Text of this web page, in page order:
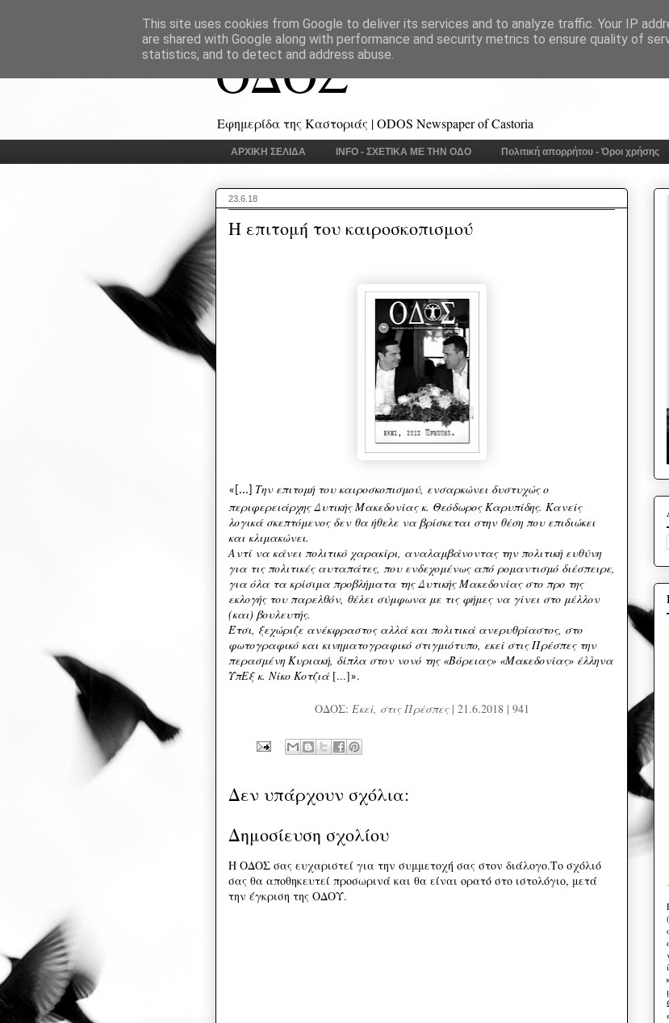
ΟΔΟΣ
Εφημερίδα της Καστοριάς | ODOS Newspaper of Castoria
ΑΡΧΙΚΗ ΣΕΛΙΔΑ INFO - ΣΧΕΤΙΚΑ ΜΕ ΤΗΝ ΟΔΟ Πολιτική απορρήτου - Όροι χρήσης
23.6.18
H επιτομή του καιροσκοπισμού
«[...] Την επιτομή του καιροσκοπισμού, ενσαρκώνει δυστυχώς ο
περιφερειάρχης Δυτικής Μακεδονίας κ. Θεόδωρος Καρυπίδης. Κανείς
λογικά σκεπτόμενος δεν θα ήθελε να βρίσκεται στην θέση που επιδιώκει
και κλιμακώνει.
Αντί να κάνει πολιτικό χαρακίρι, αναλαμβάνοντας την πολιτική ευθύνη
για τις πολιτικές αυταπάτες, που ενδεχομένως από ρομαντισμό διέσπειρε,
για όλα τα κρίσιμα προβλήματα της Δυτικής Μακεδονίας στο προ της
εκλογής του παρελθόν, θέλει σύμφωνα με τις φήμες να γίνει στο μέλλον
(και) βουλευτής.
Έτσι, ξεχώριζε ανέκφραστος αλλά και πολιτικά ανερυθρίαστος, στο
φωτογραφικό και κινηματογραφικό στιγμιότυπο, εκεί στις Πρέσπες την
περασμένη Κυριακή, δίπλα στον νονό της «Βόρειας» «Μακεδονίας» έλληνα
ΥπΕξ κ. Νίκο Κοτζιά [...]».
ΟΔΟΣ: Εκεί, στις Πρέσπες| 21.6.2018 | 941
Δεν υπάρχουν σχόλια:
Δημοσίευση σχολίου
Η ΟΔΟΣ σας ευχαριστεί για την συμμετοχή σας στον διάλογο.Το σχόλιό
σας θα αποθηκευτεί προσωρινά και θα είναι ορατό στο ιστολόγιο, μετά
την έγκριση της ΟΔΟΥ.
This site uses cookies from Google to deliver its services and to analyze traffic. Your IP
are shared with Google along with performance and security metrics to ensure quality of
statistics, and to detect and address abuse.